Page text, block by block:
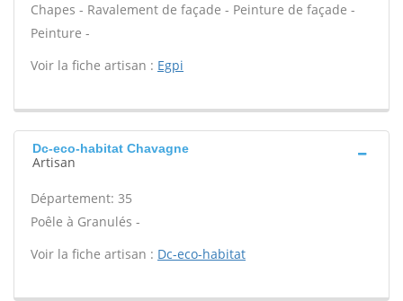
Chapes - Ravalement de façade - Peinture de façade -
Peinture -
Voir la fiche artisan : Egpi
Dc-eco-habitat Chavagne
Artisan
Département: 35
Poêle à Granulés -
Voir la fiche artisan : Dc-eco-habitat